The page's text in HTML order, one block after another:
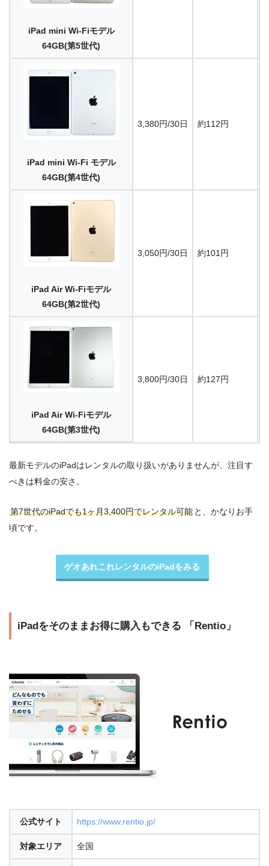
iPad mini Wi-Fiモデル
64GB(第5世代)
iPad mini Wi-Fi モデル
64GB(第4世代)
3,380円/30日 約112円
iPad Air Wi-Fiモデル
64GB(第2世代)
3,050円/30日 約101円
iPad Air Wi-Fiモデル
64GB(第3世代)
3,800円/30日 約127円
最新モデルのiPadはレンタルの取り扱いがありませんが、注目す
べきは料金の安さ。
第7世代のiPadでも1ヶ月3,400円でレンタル可能 と、かなりお手
頃です。
ゲオあれこれレンタルのiPadをみる
iPadをそのままお得に購入もできる 「Rentio」
公式サイト https://www.rentio.jp/
対象エリア 全国